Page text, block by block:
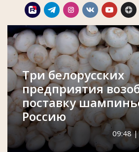
Три белорусских
предприятия
поставку
Россию
09:48 |